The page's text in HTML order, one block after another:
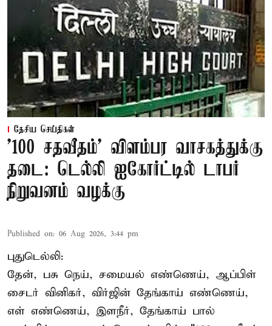
தேசிய செய்திகள்
'100 சதவீதம்' விளம்பர வாசகத்துக்கு
தடை: டெல்லி ஐகோர்ட்டில் டாபர்
நிறுவனம் வழக்கு
Published on: 06 Aug 2026, 3:44 pm
புதுடெல்லி:
தேன், பசு நெய், சமையல் எண்ணெய், ஆப்பிள்
சைடர் வினிகர், விர்ஜின் தேங்காய் எண்ணெய்,
எள் எண்ணெய், இளநீர், தேங்காய் பால்